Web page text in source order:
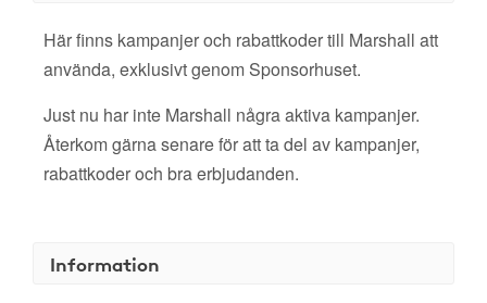
Här finns kampanjer och rabattkoder till Marshall att
använda, exklusivt genom Sponsorhuset.
Just nu har inte Marshall några aktiva kampanjer.
Återkom gärna senare för att ta del av kampanjer,
rabattkoder och bra erbjudanden.
Information